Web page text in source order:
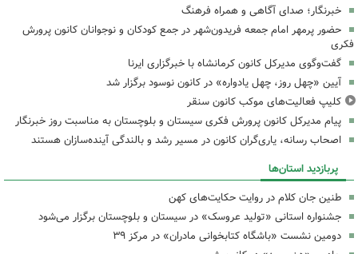
خبرنگار؛ صدای آگاهی و همراه فرهنگ
حضور پرمهر امام جمعه فریدون‌شهر در جمع کودکان و نوجوانان کانون پرورش
فکری
گفت‌وگوی مدیرکل کانون کرمانشاه با خبرگزاری ایرنا
آیین «چهل روز، چهل یادواره» در کانون نوسود برگزار شد
کلیپ فعالیت‌های موکب کانون سنقر
پیام مدیرکل کانون پرورش فکری سیستان و بلوچستان به مناسبت روز خبرنگار
اصحاب رسانه، یاری‌گران کانون در مسیر رشد و بالندگی آینده‌سازان هستند
پربازدید استان‌ها
طنین جان کلام در روایت حکایت‌های کهن
جشنواره استانی «تولید عروسک» در سیستان و بلوچستان برگزار می‌شود
دومین نشست «باشگاه کتابخوانی مادران» در مرکز ۳۹